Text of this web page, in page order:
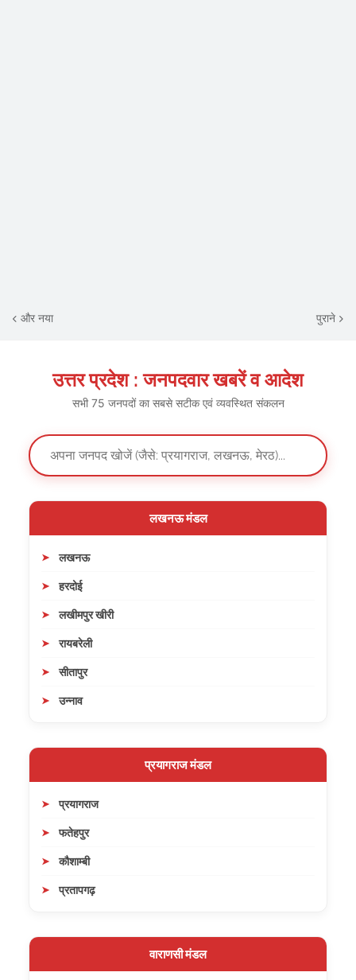
और नया पुराने
उत्तर प्रदेश : जनपदवार खबरें व आदेश
सभी 75 जनपदों का सबसे सटीक एवं व्यवस्थित संकलन
लखनऊ मंडल
लखनऊ
हरदोई
लखीमपुर खीरी
रायबरेली
सीतापुर
उन्नाव
प्रयागराज मंडल
प्रयागराज
फतेहपुर
कौशाम्बी
प्रतापगढ़
वाराणसी मंडल